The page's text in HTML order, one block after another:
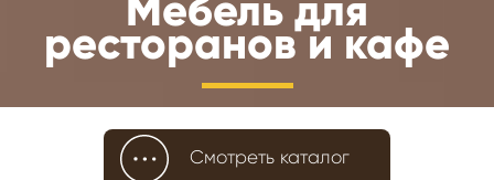
ресторанов и кафе
Смотреть каталог